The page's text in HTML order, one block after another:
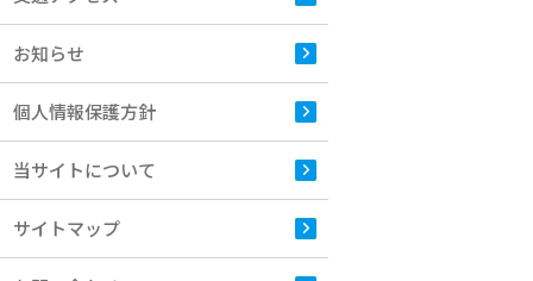
お知らせ
個人情報保護方針
当サイトについて
サイトマップ